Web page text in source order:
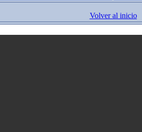
Volver al inicio